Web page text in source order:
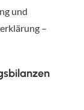
und
–